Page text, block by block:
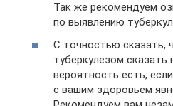
Так же рекомендуем
по выявлению
С точностью сказать,
туберкулезом сказать
вероятность есть,
с вашим здоровьем